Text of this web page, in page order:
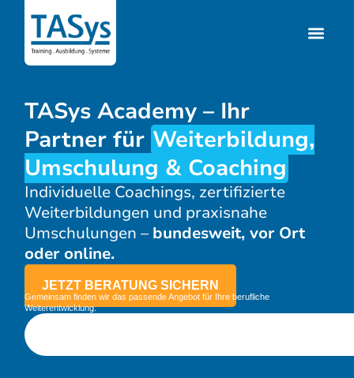
TASys Academy – Ihr
Partner für Weiterbildung,
Umschulung & Coaching
Individuelle Coachings, zertifizierte
Weiterbildungen und praxisnahe
Umschulungen – bundesweit, vor Ort
oder online.
JETZT BERATUNG SICHERN
Gemeinsam finden wir das passende Angebot für Ihre berufliche
Weiterentwicklung.